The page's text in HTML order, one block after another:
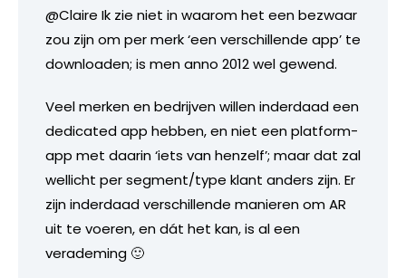
@Claire Ik zie niet in waarom het een bezwaar
zou zijn om per merk ‘een verschillende app’ te
downloaden; is men anno 2012 wel gewend.
Veel merken en bedrijven willen inderdaad een
dedicated app hebben, en niet een platform-
app met daarin ‘iets van henzelf’; maar dat zal
wellicht per segment/type klant anders zijn. Er
zijn inderdaad verschillende manieren om AR
uit te voeren, en dát het kan, is al een
verademing 🙂